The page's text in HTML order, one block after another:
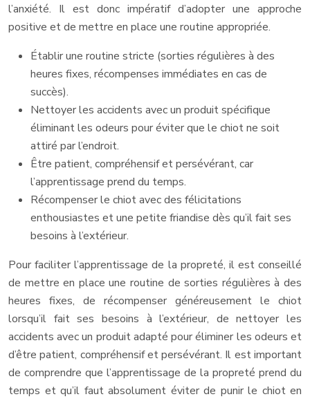
l’anxiété. Il est donc impératif d’adopter une approche
positive et de mettre en place une routine appropriée.
Établir une routine stricte (sorties régulières à des
heures fixes, récompenses immédiates en cas de
succès).
Nettoyer les accidents avec un produit spécifique
éliminant les odeurs pour éviter que le chiot ne soit
attiré par l’endroit.
Être patient, compréhensif et persévérant, car
l’apprentissage prend du temps.
Récompenser le chiot avec des félicitations
enthousiastes et une petite friandise dès qu’il fait ses
besoins à l’extérieur.
Pour faciliter l’apprentissage de la propreté, il est conseillé
de mettre en place une routine de sorties régulières à des
heures fixes, de récompenser généreusement le chiot
lorsqu’il fait ses besoins à l’extérieur, de nettoyer les
accidents avec un produit adapté pour éliminer les odeurs et
d’être patient, compréhensif et persévérant. Il est important
de comprendre que l’apprentissage de la propreté prend du
temps et qu’il faut absolument éviter de punir le chiot en